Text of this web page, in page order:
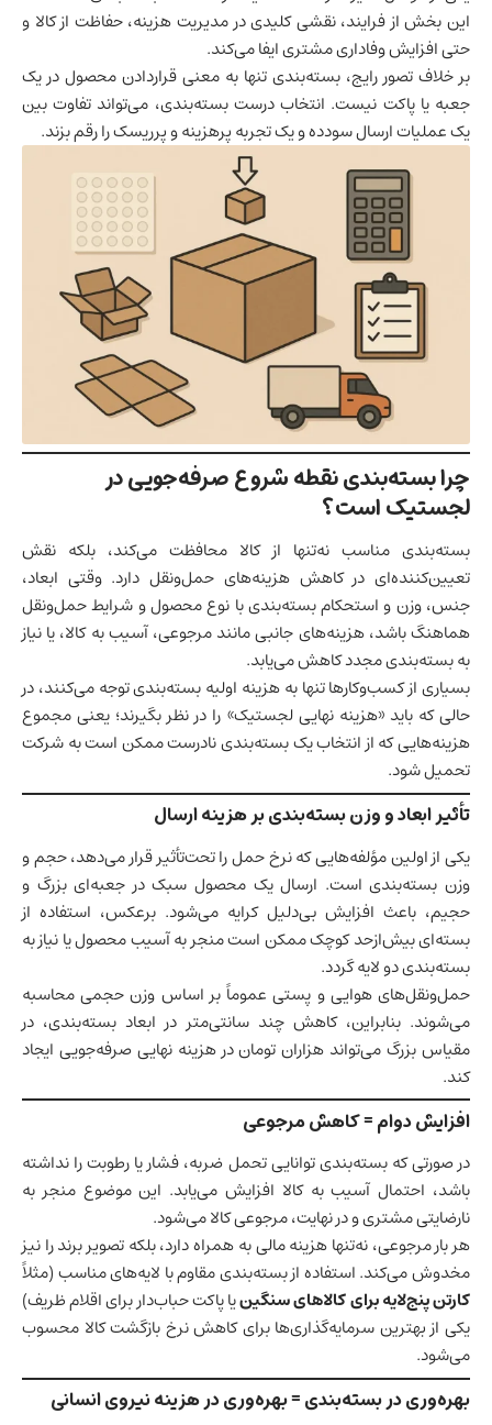
این بخش از فرایند، نقشی کلیدی در مدیریت هزینه، حفاظت از کالا و
حتی افزایش وفاداری مشتری ایفا می‌کند.
بر خلاف تصور رایج، بسته‌بندی تنها به معنیقراردادن محصول در یک
جعبه یا پاکت نیست. انتخاب درست بسته‌بندی، می‌تواند تفاوت بین
یک عملیات ارسال سودده و یک تجربه پرهزینه و پرریسک را رقم بزند.
چرا بسته‌بندی نقطه شروع صرفه‌جویی در
لجستیک است؟
بسته‌بندی مناسب نه‌تنها از کالا محافظت می‌کند، بلکه نقش
تعیین‌کننده‌ای در کاهش هزینه‌های حمل‌ونقل دارد. وقتی ابعاد،
جنس، وزن و استحکام بسته‌بندی با نوع محصول و شرایط حمل‌ونقل
هماهنگ باشد، هزینه‌های جانبی مانند مرجوعی، آسیب به کالا، یا نیاز
به بسته‌بندی مجدد کاهش می‌یابد.
بسیاری از کسب‌وکارها تنها به هزینه اولیه بسته‌بندی توجه می‌کنند، در
حالی که باید «هزینه نهایی لجستیک» را در نظر بگیرند؛ یعنی مجموع
هزینه‌هایی که از انتخاب یک بسته‌بندی نادرست ممکن است به شرکت
تحمیل شود.
تأثیر ابعاد و وزن بسته‌بندی بر هزینه ارسال
یکی از اولین مؤلفه‌هایی که نرخ حمل را تحت‌تأثیر قرار می‌دهد، حجم و
وزن بسته‌بندی است. ارسال یک محصول سبک در جعبه‌ای بزرگ و
حجیم، باعث افزایش بی‌دلیل کرایه می‌شود. برعکس، استفاده از
بسته‌ای بیش‌ازحد کوچک ممکن است منجر به آسیب محصول یا نیاز به
بسته‌بندی دو لایه گردد.
حمل‌ونقل‌های هوایی و پستی عموماً بر اساس وزن حجمی محاسبه
می‌شوند. بنابراین، کاهش چند سانتی‌متر در ابعاد بسته‌بندی، در
مقیاس بزرگ می‌تواند هزاران تومان در هزینه نهایی صرفه‌جویی ایجاد
کند.
افزایش دوام = کاهش مرجوعی
در صورتی که بسته‌بندی توانایی تحمل ضربه، فشار یا رطوبت را نداشته
باشد، احتمال آسیب به کالا افزایش می‌یابد. این موضوع منجر به
نارضایتی مشتری و در نهایت، مرجوعی کالا می‌شود.
هر بار مرجوعی، نه‌تنها هزینه مالی به همراه دارد، بلکه تصویر برند را نیز
مخدوش می‌کند. استفاده از بسته‌بندی مقاوم با لایه‌های مناسب (مثلاً
کارتن پنج‌لایه برای کالاهای سنگینیا پاکت حباب‌دار برای اقلام ظریف)
یکی از بهترین سرمایه‌گذاری‌ها برای کاهش نرخ بازگشت کالا محسوب
می‌شود.
بهره‌وری در بسته‌بندی = بهره‌وری در هزینه نیروی انسانی